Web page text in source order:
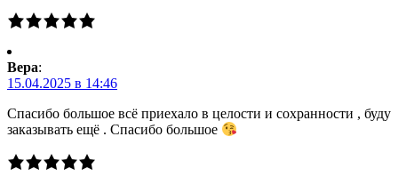
Вера:
15.04.2025 в 14:46
Спасибо большое всё приехало в целости и сохранности , буду
заказывать ещё . Спасибо большое